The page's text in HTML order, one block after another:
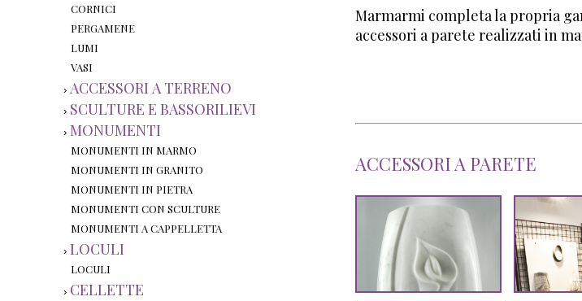
CORNICI
PERGAMENE
LUMI
VASI
› ACCESSORI A TERRENO
› SCULTURE E BASSORILIEVI
› MONUMENTI
MONUMENTI IN MARMO
MONUMENTI IN GRANITO
MONUMENTI IN PIETRA
MONUMENTI CON SCULTURE
MONUMENTI A CAPPELLETTA
› LOCULI
LOCULI
› CELLETTE
Marmarmi completa la propria
accessori a parete realizzati in
ACCESSORI A PARETE